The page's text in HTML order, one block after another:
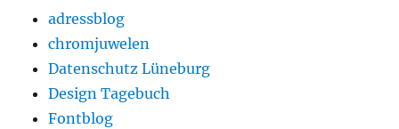
adressblog
chromjuwelen
Datenschutz Lüneburg
Design Tagebuch
Fontblog